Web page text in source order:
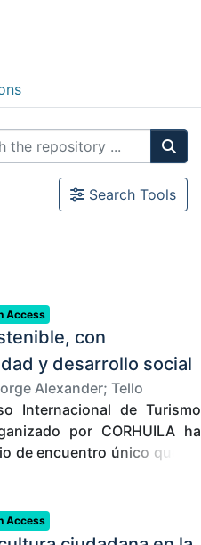
Search Tools
Access
con
y desarrollo social
Alexander; Tello
Francisco;Chavarro
Rocío; Lara Rios, Diego
Moreno, Angie Lorena;
Blanca Liliana
;Quintero Pérez, Mileida
María Camila;Vergara
Internacional de Turismo
por CORHUILA ha
de encuentro único que ha
a los más selectos
colombianas y a 5 países
por destacadas
Access